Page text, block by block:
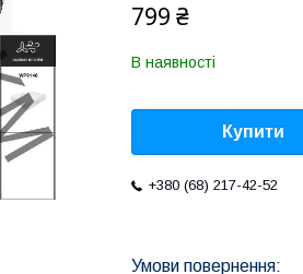
799 ₴
В наявності
Купити
+380 (68) 217-42-52